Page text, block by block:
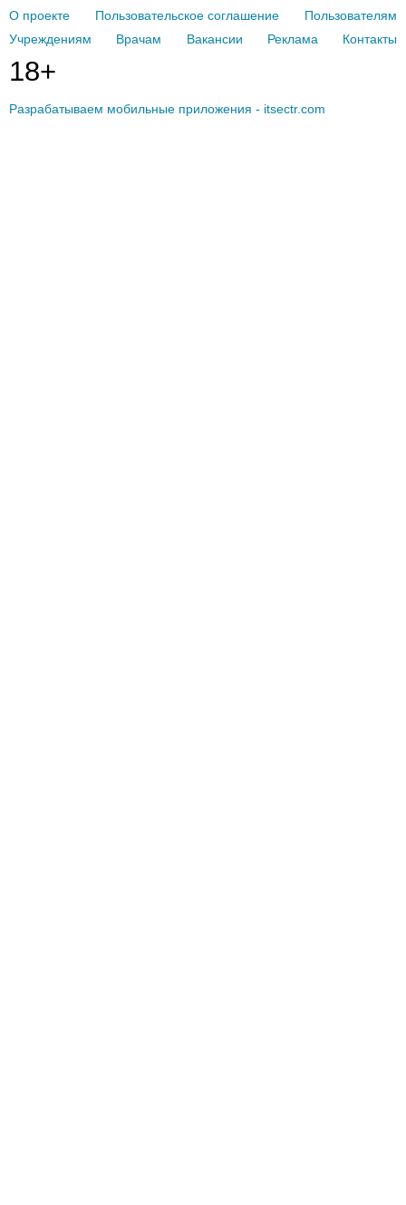
О проекте Пользовательское соглашение
Пользователям
Учреждениям
Врачам Вакансии Реклама Контакты
18+
Разрабатываем мобильные приложения - itsectr.com